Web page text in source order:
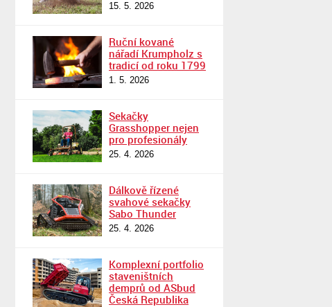
15. 5. 2026
Ruční kované
nářadí Krumpholz s
tradicí od roku 1799
1. 5. 2026
Sekačky
Grasshopper nejen
pro profesionály
25. 4. 2026
Dálkově řízené
svahové sekačky
Sabo Thunder
25. 4. 2026
Komplexní portfolio
staveništních
demprů od ASbud
Česká Republika